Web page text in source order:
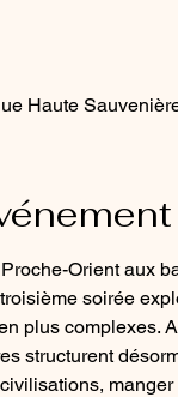
Haute
Orient aux
soirée
plus complexes.
structurent